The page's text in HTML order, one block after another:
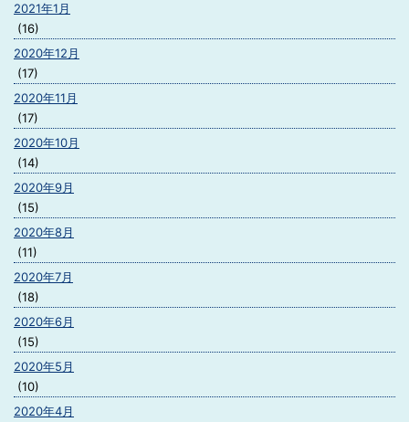
2021年1月
(16)
2020年12月
(17)
2020年11月
(17)
2020年10月
(14)
2020年9月
(15)
2020年8月
(11)
2020年7月
(18)
2020年6月
(15)
2020年5月
(10)
2020年4月